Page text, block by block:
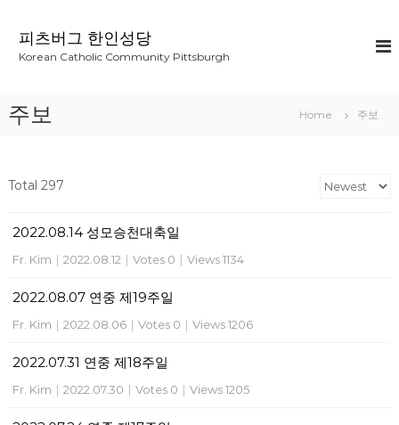
피츠버그 한인성당
Korean Catholic Community Pittsburgh
주보 Home 주보
Total 297
2022.08.14 성모승천대축일
Fr. Kim | 2022.08.12 | Votes 0 | Views 1134
2022.08.07 연중 제19주일
Fr. Kim | 2022.08.06 | Votes 0 | Views 1206
2022.07.31 연중 제18주일
Fr. Kim | 2022.07.30 | Votes 0 | Views 1205